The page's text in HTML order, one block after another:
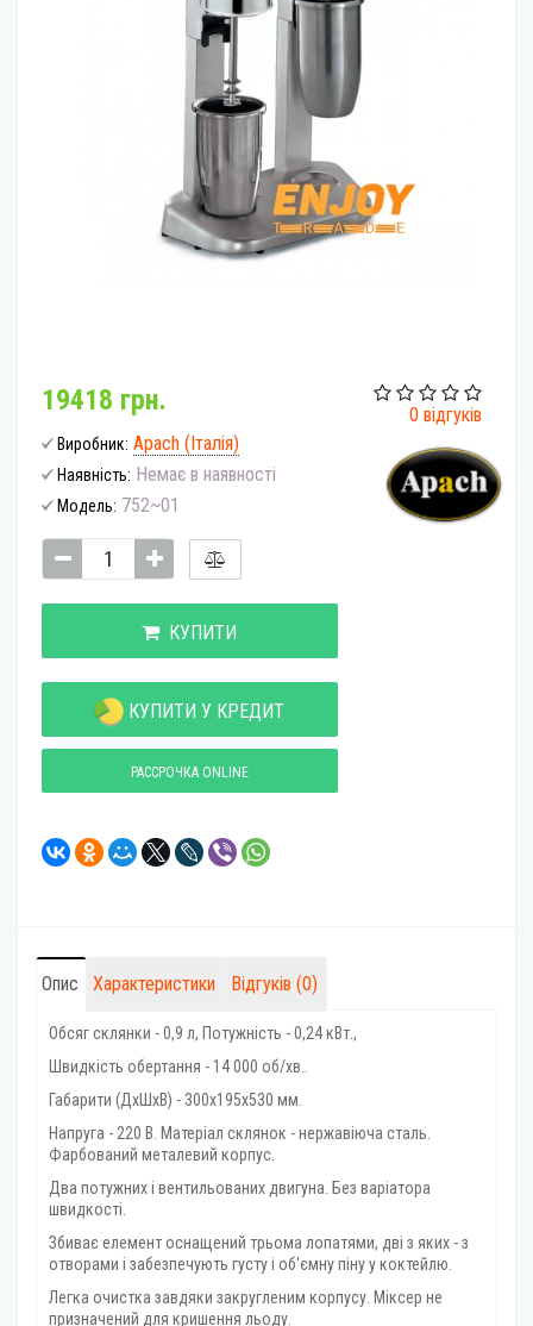
0 відгуків
19418 грн.
Виробник: Apach (Італія)
Наявність: Немає в наявності
Модель: 752~01
КУПИТИ
КУПИТИ У КРЕДИТ
РАССРОЧКА ONLINE
Опис Характеристики Відгуків (0)
Обсяг склянки - 0,9 л, Потужність - 0,24 кВт.,
Швидкість обертання - 14 000 об/хв..
Габарити (ДхШхВ) - 300х195х530 мм.
Напруга - 220 В. Матеріал склянок - нержавіюча сталь.
Фарбований металевий корпус.
Два потужних і вентильованих двигуна. Без варіатора
швидкості.
Збиває елемент оснащений трьома лопатями, дві з яких - з
отворами і забезпечують густу і об'ємну піну у коктейлю.
Легка очистка завдяки закругленим корпусу. Міксер не
призначений для кришення льоду.